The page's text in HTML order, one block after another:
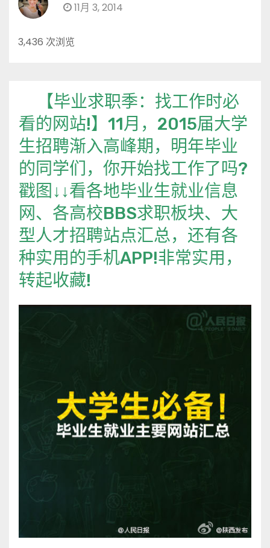
11月 3, 2014
3,436 次浏览
【毕业求职季：找工作时必
看的网站!】11月，2015届大学
生招聘渐入高峰期，明年毕业
的同学们，你开始找工作了吗?
戳图↓↓看各地毕业生就业信息
网、各高校BBS求职板块、大
型人才招聘站点汇总，还有各
种实用的手机APP!非常实用，
转起收藏!